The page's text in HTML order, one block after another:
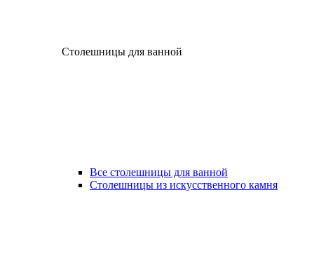
Столешницы для ванной
Все столешницы для ванной
Столешницы из искусственного камня